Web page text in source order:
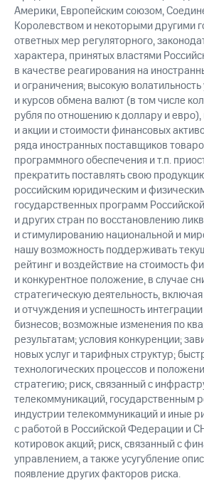
Америки, Европейским союзом,
Королевством и некоторыми другими
ответных мер регуляторного,
характера, принятых властями
в качестве реагирования на
и ограничения; высокую
и курсов обмена валют (в том числе
рубля по отношению к доллару и
и акции и стоимости финансовых
ряда иностранных поставщиков
программного обеспечения и т.п.
прекратить поставлять свою
российским юридическим и
государственных программ
и других стран по восстановлению
и стимулированию национальной и
нашу возможность поддерживать
рейтинг и воздействие на стоимость
и конкурентное положение, в случае
стратегическую деятельность,
и отчуждения и успешность
бизнесов; возможные изменения по
результатам; условия конкуренции;
новых услуг и тарифных структур;
технологических процессов и
стратегию; риск, связанный с
телекоммуникаций, государственным
индустрии телекоммуникаций и иные
с работой в Российской Федерации и
котировок акций; риск, связанный с
управлением, а также усугубление
появление других факторов риска.